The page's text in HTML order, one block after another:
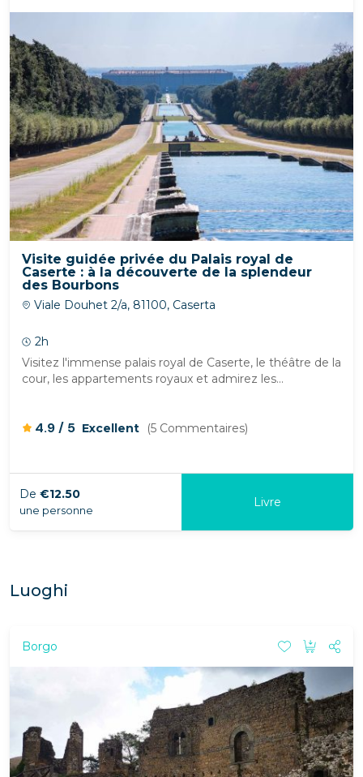
Visite guidée privée du Palais royal de
Caserte : à la découverte de la splendeur
des Bourbons
Viale Douhet 2/a, 81100, Caserta
2h
Visitez l'immense palais royal de Caserte, le théâtre de la
cour, les appartements royaux et admirez les...
4.9/ 5 Excellent (5 Commentaires)
De €12.50
une personne
Livre
Luoghi
Borgo